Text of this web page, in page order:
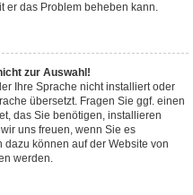
er das Problem beheben kann.
zur Auswahl!
Ihre Sprache nicht installiert oder
übersetzt. Fragen Sie ggf. einen
das Sie benötigen, installieren
uns freuen, wenn Sie es
können auf der Website von
werden.